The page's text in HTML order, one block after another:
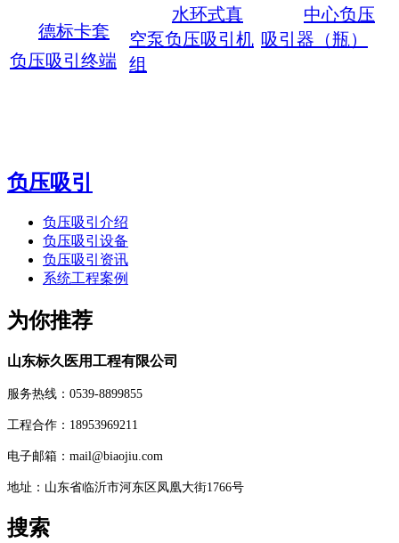
德标卡套
负压吸引终端
水环式真
空泵负压吸引机
组
中心负压
吸引器（瓶）
负压吸引
负压吸引介绍
负压吸引设备
负压吸引资讯
系统工程案例
为你推荐
山东标久医用工程有限公司
服务热线：0539-8899855
工程合作：18953969211
电子邮箱：mail@biaojiu.com
地址：山东省临沂市河东区凤凰大街1766号
搜索